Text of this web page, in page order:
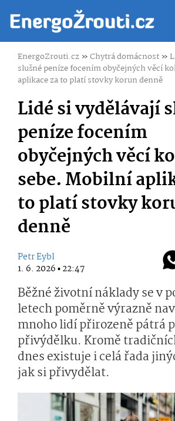
EnergoZrouti.cz»Chytrá domácnost»
slušné peníze focením obyčejných věcí
aplikace za to platí stovky korun denně
Lidé si vydělávají
peníze focením
obyčejných věcí
sebe. Mobilní
to platí stovky
denně
Petr Eybl
1. 6. 2026 ▪ 22:47
Běžné životní náklady se v
letech poměrně výrazně
mnoho lidí přirozeně pátrá
přivýdělku. Kromě
dnes existuje i celá řada
jak si přivydělat.